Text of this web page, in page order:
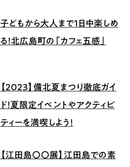
子どもから大人まで1日中楽しめ
る！北広島町の「カフェ五感」
【2023】備北夏まつり徹底ガイ
ド！夏限定イベントやアクティビ
ティーを満喫しよう！
【江田島〇〇展】江田島での素